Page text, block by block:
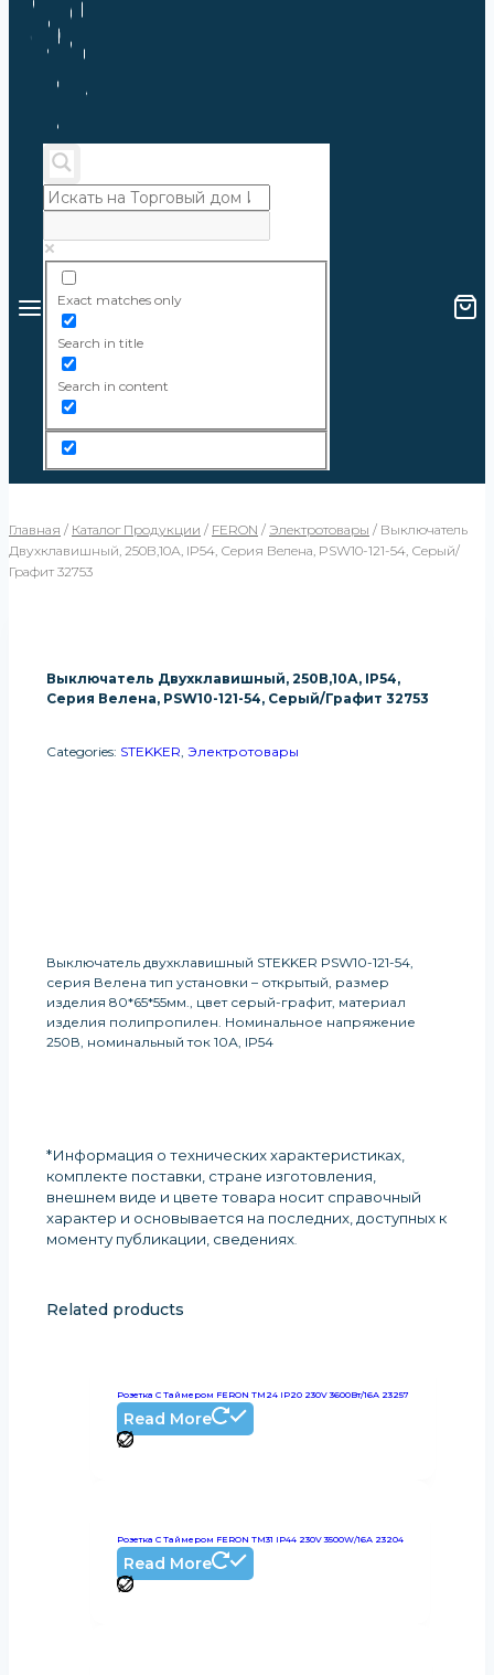
Exact matches only
Search in title
Search in content
Главная / Каталог Продукции / FERON / Электротовары / Выключатель
Двухклавишный, 250В,10А, IP54, Серия Велена, PSW10-121-54, Серый/
Графит 32753
Выключатель Двухклавишный, 250В,10А, IP54,
Серия Велена, PSW10-121-54, Серый/графит 32753
Categories: STEKKER, Электротовары
Выключатель двухклавишный STEKKER PSW10-121-54,
серия Велена тип установки – открытый, размер
изделия 80*65*55мм., цвет серый-графит, материал
изделия полипропилен. Номинальное напряжение
250В, номинальный ток 10А, IP54
*Информация о технических характеристиках,
комплекте поставки, стране изготовления,
внешнем виде и цвете товара носит справочный
характер и основывается на последних, доступных к
моменту публикации, сведениях.
Related products
Розетка С Таймером FERON TM24 IP20 230V 3600Вт/16А 23257
Read More
Розетка С Таймером FERON TM31 IP44 230V 3500W/16А 23204
Read More